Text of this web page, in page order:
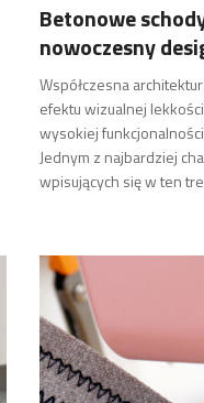
Betonowe
nowoczesny
Współczesna
efektu wizualnej
wysokiej
Jednym z najbardziej
wpisujących się w ten